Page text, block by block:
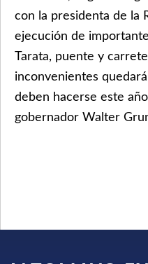
con la presidenta de la
ejecución de
Tarata, puente y
inconvenientes
deben hacerse este
gobernador Walter